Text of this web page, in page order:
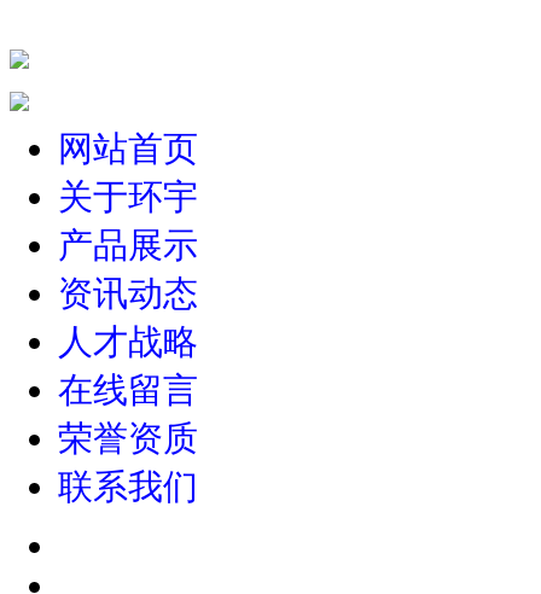
网站首页
关于环宇
产品展示
资讯动态
人才战略
在线留言
荣誉资质
联系我们